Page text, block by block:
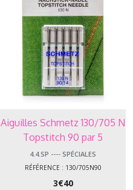
Aiguilles Schmetz 130/705 N
Topstitch 90 par 5
4.4.SP ---- SPÉCIALES
RÉFÉRENCE : 130/705N90
3€40